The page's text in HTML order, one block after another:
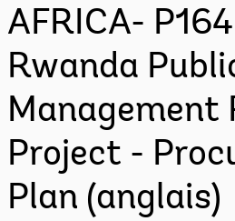
AFRICA-
Rwanda
Management
Project -
Plan (anglais)